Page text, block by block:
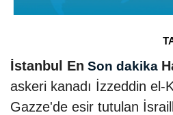
İstanbul En Son dakika
askeri kanadı İzzeddin el-
Gazze'de esir tutulan